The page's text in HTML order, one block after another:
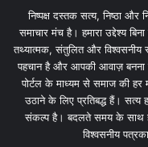
निष्पक्ष दस्तक सत्य, निष्ठा और
समाचार मंच है। हमारा उद्देश्य
तथ्यात्मक, संतुलित और विश्वसनीय
पहचान है और आपकी आवाज़ बनना
पोर्टल के माध्यम से समाज की हर
उठाने के लिए प्रतिबद्ध हैं। सत्य
संकल्प है। बदलते समय के साथ
विश्वसनीय